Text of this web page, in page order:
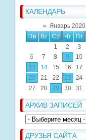
КАЛЕНДАРЬ
« Январь 2020
Пн
Вт Ср Чт Пт
1
2 3
6
7 8 9 10
13
14 15 16 17
20
21 22 23 24
27
28 29 30 31
АРХИВ ЗАПИСЕЙ
ДРУЗЬЯ САЙТА